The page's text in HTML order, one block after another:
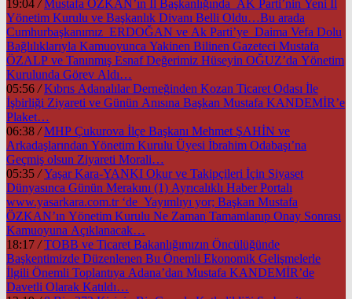
19:04 / Mustafa ÖZKAN’ın İl Başkanlığında AK Parti’nin Yeni İl
Yönetim Kurulu ve Başkanlık Divanı Belli Oldu…Bu arada
Cumhurbaşkanımız ERDOĞAN ve Ak Parti’ye Daima Vefa Dolu
Bağlılıklarıyla Kamuoyunca Yakinen Bilinen Gazeteci Mustafa
ÖZALP ve Tanınmış Esnaf Değerimiz Hüseyin OĞUZ’da Yönetim
Kurulunda Görev Aldı…
05:56 / Kıbrıs Adanalılar Derneğinden Kozan Ticaret Odası İle
İşbirliği Ziyareti ve Günün Anısına Başkan Mustafa KANDEMİR’e
Plaket…
06:38 / MHP Çukurova İlçe Başkanı Mehmet ŞAHİN ve
Arkadaşlarından Yönetim Kurulu Üyesi İbrahim Odabaşı’na
Geçmiş olsun Ziyareti Morali…
05:35 / Yaşar Kara-YANKI Okur ve Takipçileri İçin Siyaset
Dünyasınca Günün Merakını (1) Ayrıcalıklı Haber Portalı
www.yasarkara.com.tr ‘de Yayımlıyı yor; Başkan Mustafa
ÖZKAN’ın Yönetim Kurulu Ne Zaman Tamamlanıp Onay Sonrası
Kamuoyuna Açıklanacak…
18:17 / TOBB ve Ticaret Bakanlığımızın Öncülüğünde
Başkentimizde Düzenlenen Bu Önemli Ekonomik Gelişmelerle
İlgili Önemli Toplantıya Adana’dan Mustafa KANDEMİR’de
Davetli Olarak Katıldı…